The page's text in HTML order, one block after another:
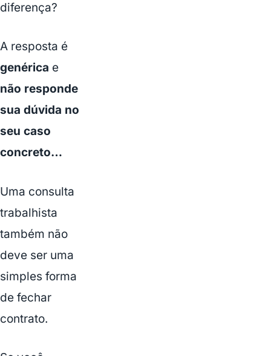
diferença?
A resposta é
genérica e
não responde
sua dúvida no
seu caso
concreto…
Uma consulta
trabalhista
também não
deve ser uma
simples forma
de fechar
contrato.